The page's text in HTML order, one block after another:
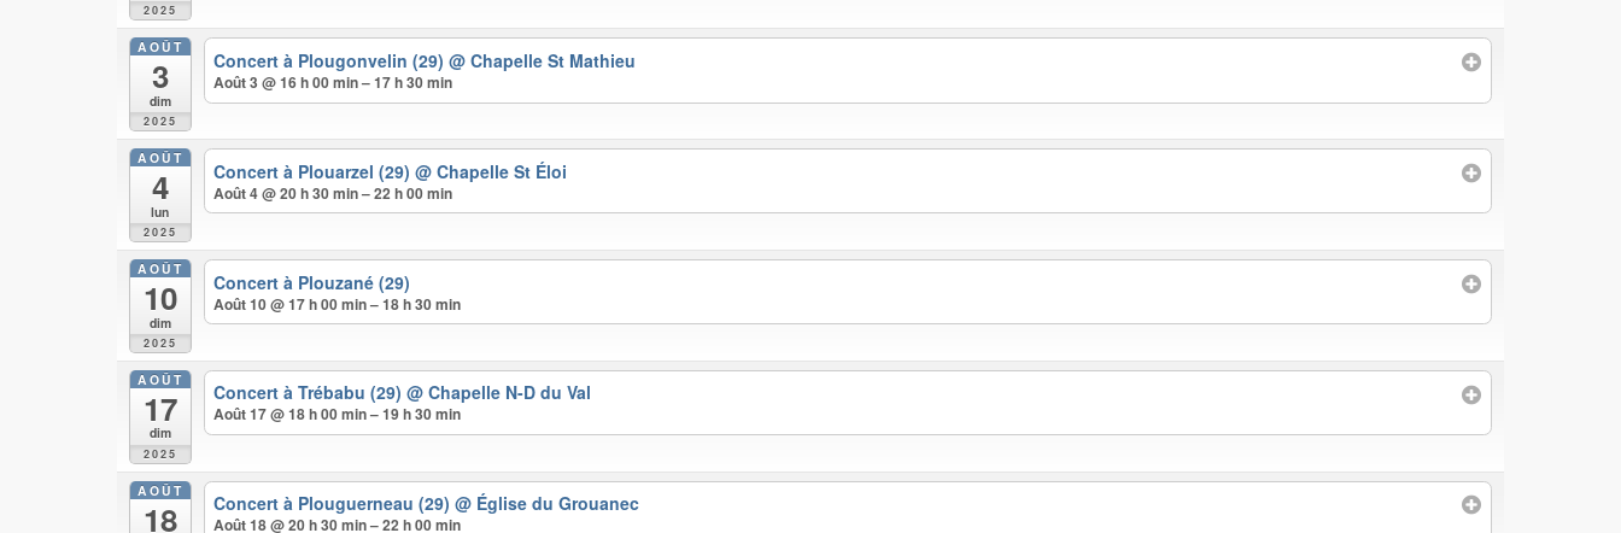
2025
AOÛT
3
dim
2025
Concert à Plougonvelin (29)@ Chapelle St Mathieu
Août 3 @ 16 h 00 min – 17 h 30 min
AOÛT
4
lun
2025
Concert à Plouarzel (29)@ Chapelle St Éloi
Août 4 @ 20 h 30 min – 22 h 00 min
AOÛT
10
dim
2025
Concert à Plouzané (29)
Août 10 @ 17 h 00 min – 18 h 30 min
AOÛT
17
dim
2025
Concert à Trébabu (29)@ Chapelle N-D du Val
Août 17 @ 18 h 00 min – 19 h 30 min
AOÛT
18 Concert à Plouguerneau (29)@ Église du Grouanec
Août 18 @ 20 h 30 min – 22 h 00 min